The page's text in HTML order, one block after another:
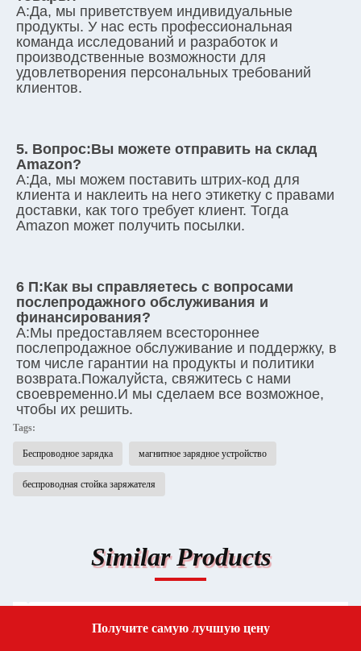
А:Да, мы приветствуем индивидуальные
продукты. У нас есть профессиональная
команда исследований и разработок и
производственные возможности для
удовлетворения персональных требований
клиентов.
5. Вопрос:Вы можете отправить на склад
Amazon?
А:Да, мы можем поставить штрих-код для
клиента и наклеить на него этикетку с правами
доставки, как того требует клиент. Тогда
Amazon может получить посылки.
6 П:Как вы справляетесь с вопросами
послепродажного обслуживания и
финансирования?
А:Мы предоставляем всестороннее
послепродажное обслуживание и поддержку, в
том числе гарантии на продукты и политики
возврата.Пожалуйста, свяжитесь с нами
своевременно.И мы сделаем все возможное,
чтобы их решить.
Tags:
Беспроводное зарядка магнитное зарядное устройство
беспроводная стойка заряжателя
Получите самую лучшую цену
Similar Products
Get a Quote